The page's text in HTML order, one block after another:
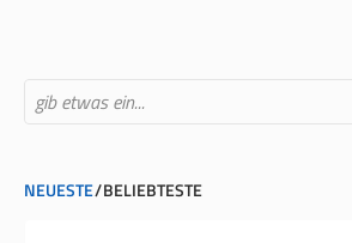
NEUESTE BELIEBTESTE